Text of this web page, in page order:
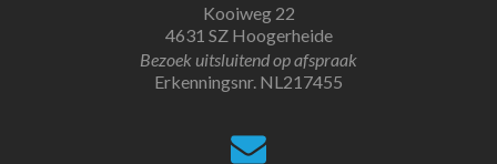
Kooiweg 22
4631 SZ Hoogerheide
Bezoek uitsluitend op afspraak
Erkenningsnr. NL217455